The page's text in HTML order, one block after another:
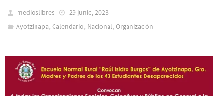
medioslibres
29 junio, 2023
Ayotzinapa,Calendario, Nacional,Organización